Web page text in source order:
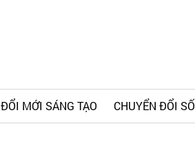
ĐỔI MỚI SÁNG TẠO CHUYỂN ĐỔI SỐ